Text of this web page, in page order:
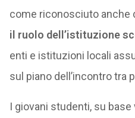
come riconosciuto anche
il ruolo dell’istituzione
enti e istituzioni locali
sul piano dell’incontro tra
I giovani studenti, su